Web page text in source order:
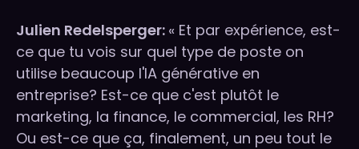
Julien Redelsperger: « Et par expérience, est-
ce que tu vois sur quel type de poste on
utilise beaucoup l'IA générative en
entreprise? Est-ce que c'est plutôt le
marketing, la finance, le commercial, les RH?
Ou est-ce que ça, finalement, un peu tout le